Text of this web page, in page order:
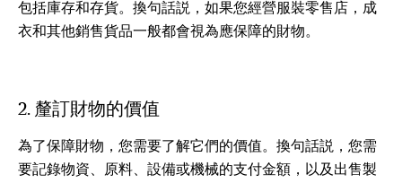
包括庫存和存貨。換句話説，如果您經營服裝零售店，成
衣和其他銷售貨品一般都會視為應保障的財物。
2. 釐訂財物的價值
為了保障財物，您需要了解它們的價值。換句話説，您需
要記錄物資、原料、設備或機械的支付金額，以及出售製